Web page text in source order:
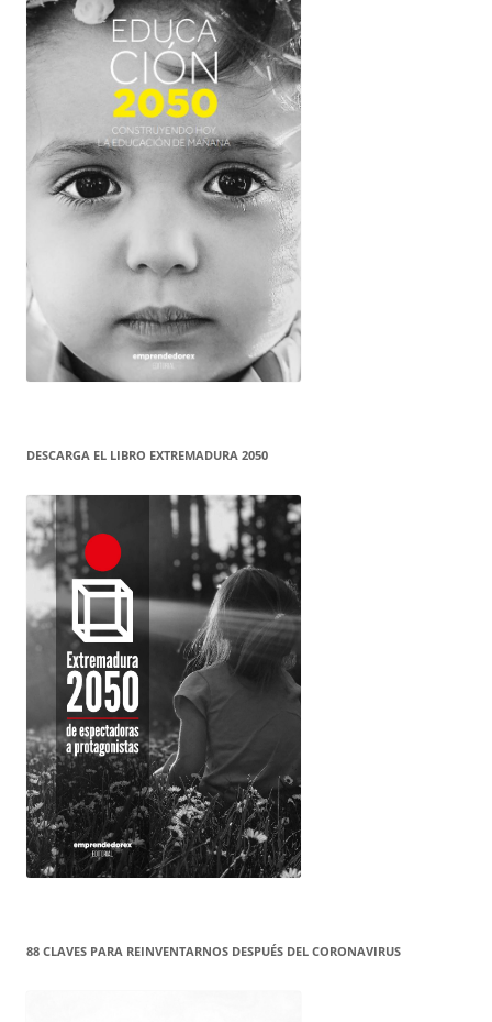
DESCARGA EL LIBRO EXTREMADURA 2050
88 CLAVES PARA REINVENTARNOS DESPUÉS DEL CORONAVIRUS